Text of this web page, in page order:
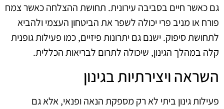
גם כאשר חיים בסביבה עירונית. תחושת ההצלחה כאשר צמח
פורח או מניב פרי יכולה לשפר את הביטחון העצמי ולהביא
לתחושת סיפוק. ישנם גם יתרונות פיזיים, כמו פעילות גופנית
קלה במהלך הגינון, שיכולה לתרום לבריאות הכללית.
השראה ויצירתיות בגינון
פעילות גינון ביתי לא רק מספקת הנאה ופנאי, אלא גם